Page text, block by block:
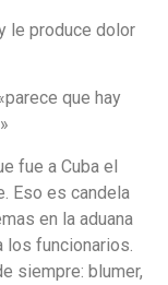
le produce dolor
que hay
fue a Cuba el
Eso es candela
en la aduana
los funcionarios.
siempre: blumer,